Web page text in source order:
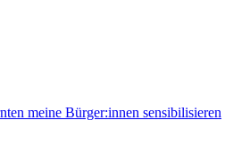
meine Bürger:innen sensibilisieren